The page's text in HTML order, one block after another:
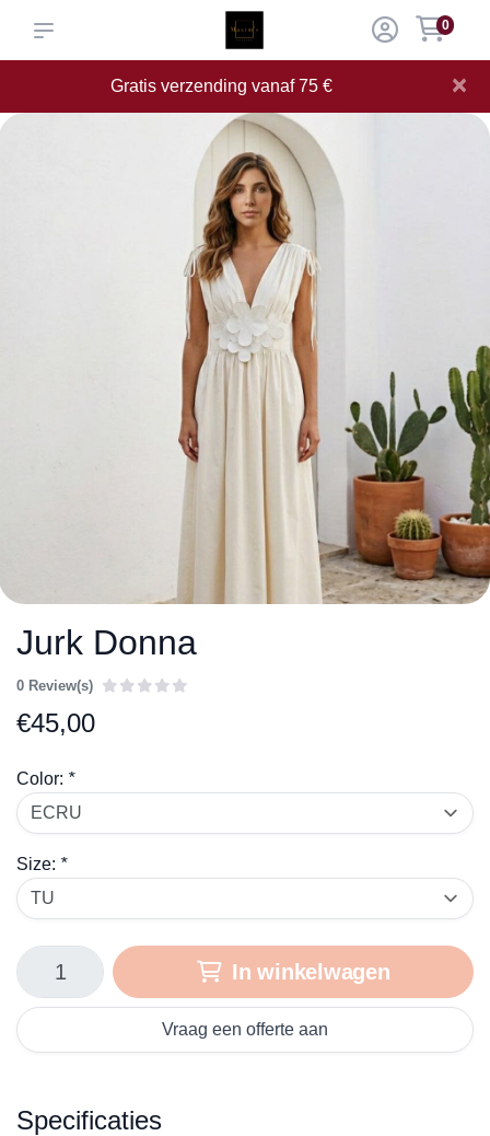
0
Gratis verzending vanaf 75 € ×
Jurk Donna
0 Review(s)
€45,00
Color: *
Size: *
In winkelwagen
Vraag een offerte aan
Specificaties